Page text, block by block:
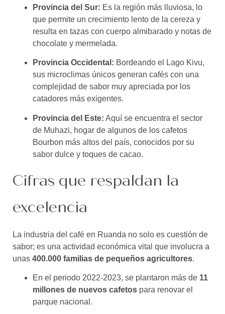
Provincia del Sur: Es la región más lluviosa, lo
que permite un crecimiento lento de la cereza y
resulta en tazas con cuerpo almibarado y notas de
chocolate y mermelada.
Provincia Occidental: Bordeando el Lago Kivu,
sus microclimas únicos generan cafés con una
complejidad de sabor muy apreciada por los
catadores más exigentes.
Provincia del Este: Aquí se encuentra el sector
de Muhazi, hogar de algunos de los cafetos
Bourbon más altos del país, conocidos por su
sabor dulce y toques de cacao.
Cifras que respaldan la
excelencia
La industria del café en Ruanda no solo es cuestión de
sabor; es una actividad económica vital que involucra a
unas 400.000 familias de pequeños agricultores.
En el periodo 2022-2023, se plantaron más de 11
millones de nuevos cafetos para renovar el
parque nacional.